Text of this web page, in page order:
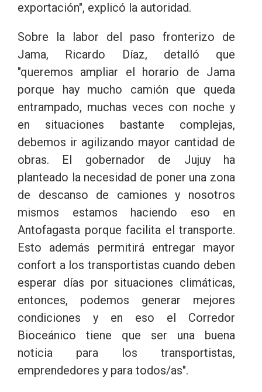
exportación", explicó la autoridad.
Sobre la labor del paso fronterizo de
Jama, Ricardo Díaz, detalló que
"queremos ampliar el horario de Jama
porque hay mucho camión que queda
entrampado, muchas veces con noche y
en situaciones bastante complejas,
debemos ir agilizando mayor cantidad de
obras. El gobernador de Jujuy ha
planteado la necesidad de poner una zona
de descanso de camiones y nosotros
mismos estamos haciendo eso en
Antofagasta porque facilita el transporte.
Esto además permitirá entregar mayor
confort a los transportistas cuando deben
esperar días por situaciones climáticas,
entonces, podemos generar mejores
condiciones y en eso el Corredor
Bioceánico tiene que ser una buena
noticia para los transportistas,
emprendedores y para todos/as".